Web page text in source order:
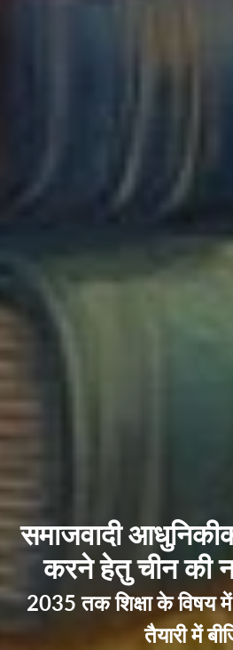
समाजवादी
करने हेतु चीन की
2035 तक शिक्षा के विषय
तैयारी में